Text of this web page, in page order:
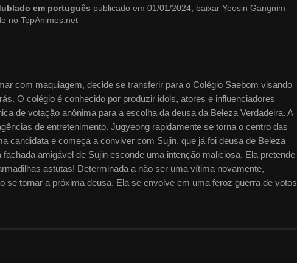
em português publicado em 01/01/2024, baixar Yeosin Gangnim
no TopAnimes.net
com maquiagem, decide se transferir para o Colégio Saebom visando
O colégio é conhecido por produzir idols, atores e influenciadores
de votação anônima para a escolha da deusa da Beleza Verdadeira. A
de entretenimento. Jugyeong rapidamente se torna o centro das
candidata e começa a conviver com Sujin, que já foi deusa de Beleza
amigável de Sujin esconde uma intenção maliciosa. Ela pretende
astutas! Determinada a não ser uma vítima novamente,
se tornar a próxima deusa. Ela se envolve em uma feroz guerra de votos